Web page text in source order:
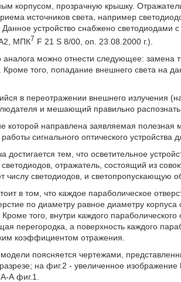
корпусом, прозрачную крышку.
источников света, например
устройство снабжено светодиодами
МПК7 F 21 S 8/00, oп. 23.08.2000 г.).
аналога можно отнести следующее: замена
того, попадание внешнего света на
в переотражении внешнего излучения
и мешающий правильно распознать
которой направлена заявляемая
сигнального оптического устройства
достигается тем, что осветительное
отражатель, состоящий из
числу светодиодов, и светопропускающую
в том, что каждое параболическое
по диаметру равное диаметру
того, внутри каждого параболического
перегородка, а поверхность каждого
коэффициентом отражения.
поясняется чертежами,
на фиг.2 - увеличенное
А фиг.1.